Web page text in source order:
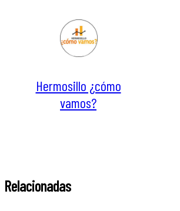
Hermosillo ¿cómo
vamos?
Relacionadas